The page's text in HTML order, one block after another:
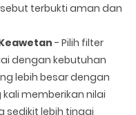
terbukti aman dan
- Pilih filter
dengan kebutuhan
lebih besar dengan
memberikan nilai
sedikit lebih tinggi